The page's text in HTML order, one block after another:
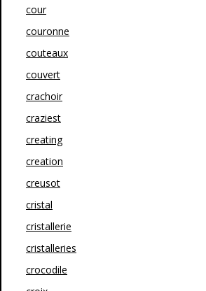
cour
couronne
couteaux
couvert
crachoir
craziest
creating
creation
creusot
cristal
cristallerie
cristalleries
crocodile